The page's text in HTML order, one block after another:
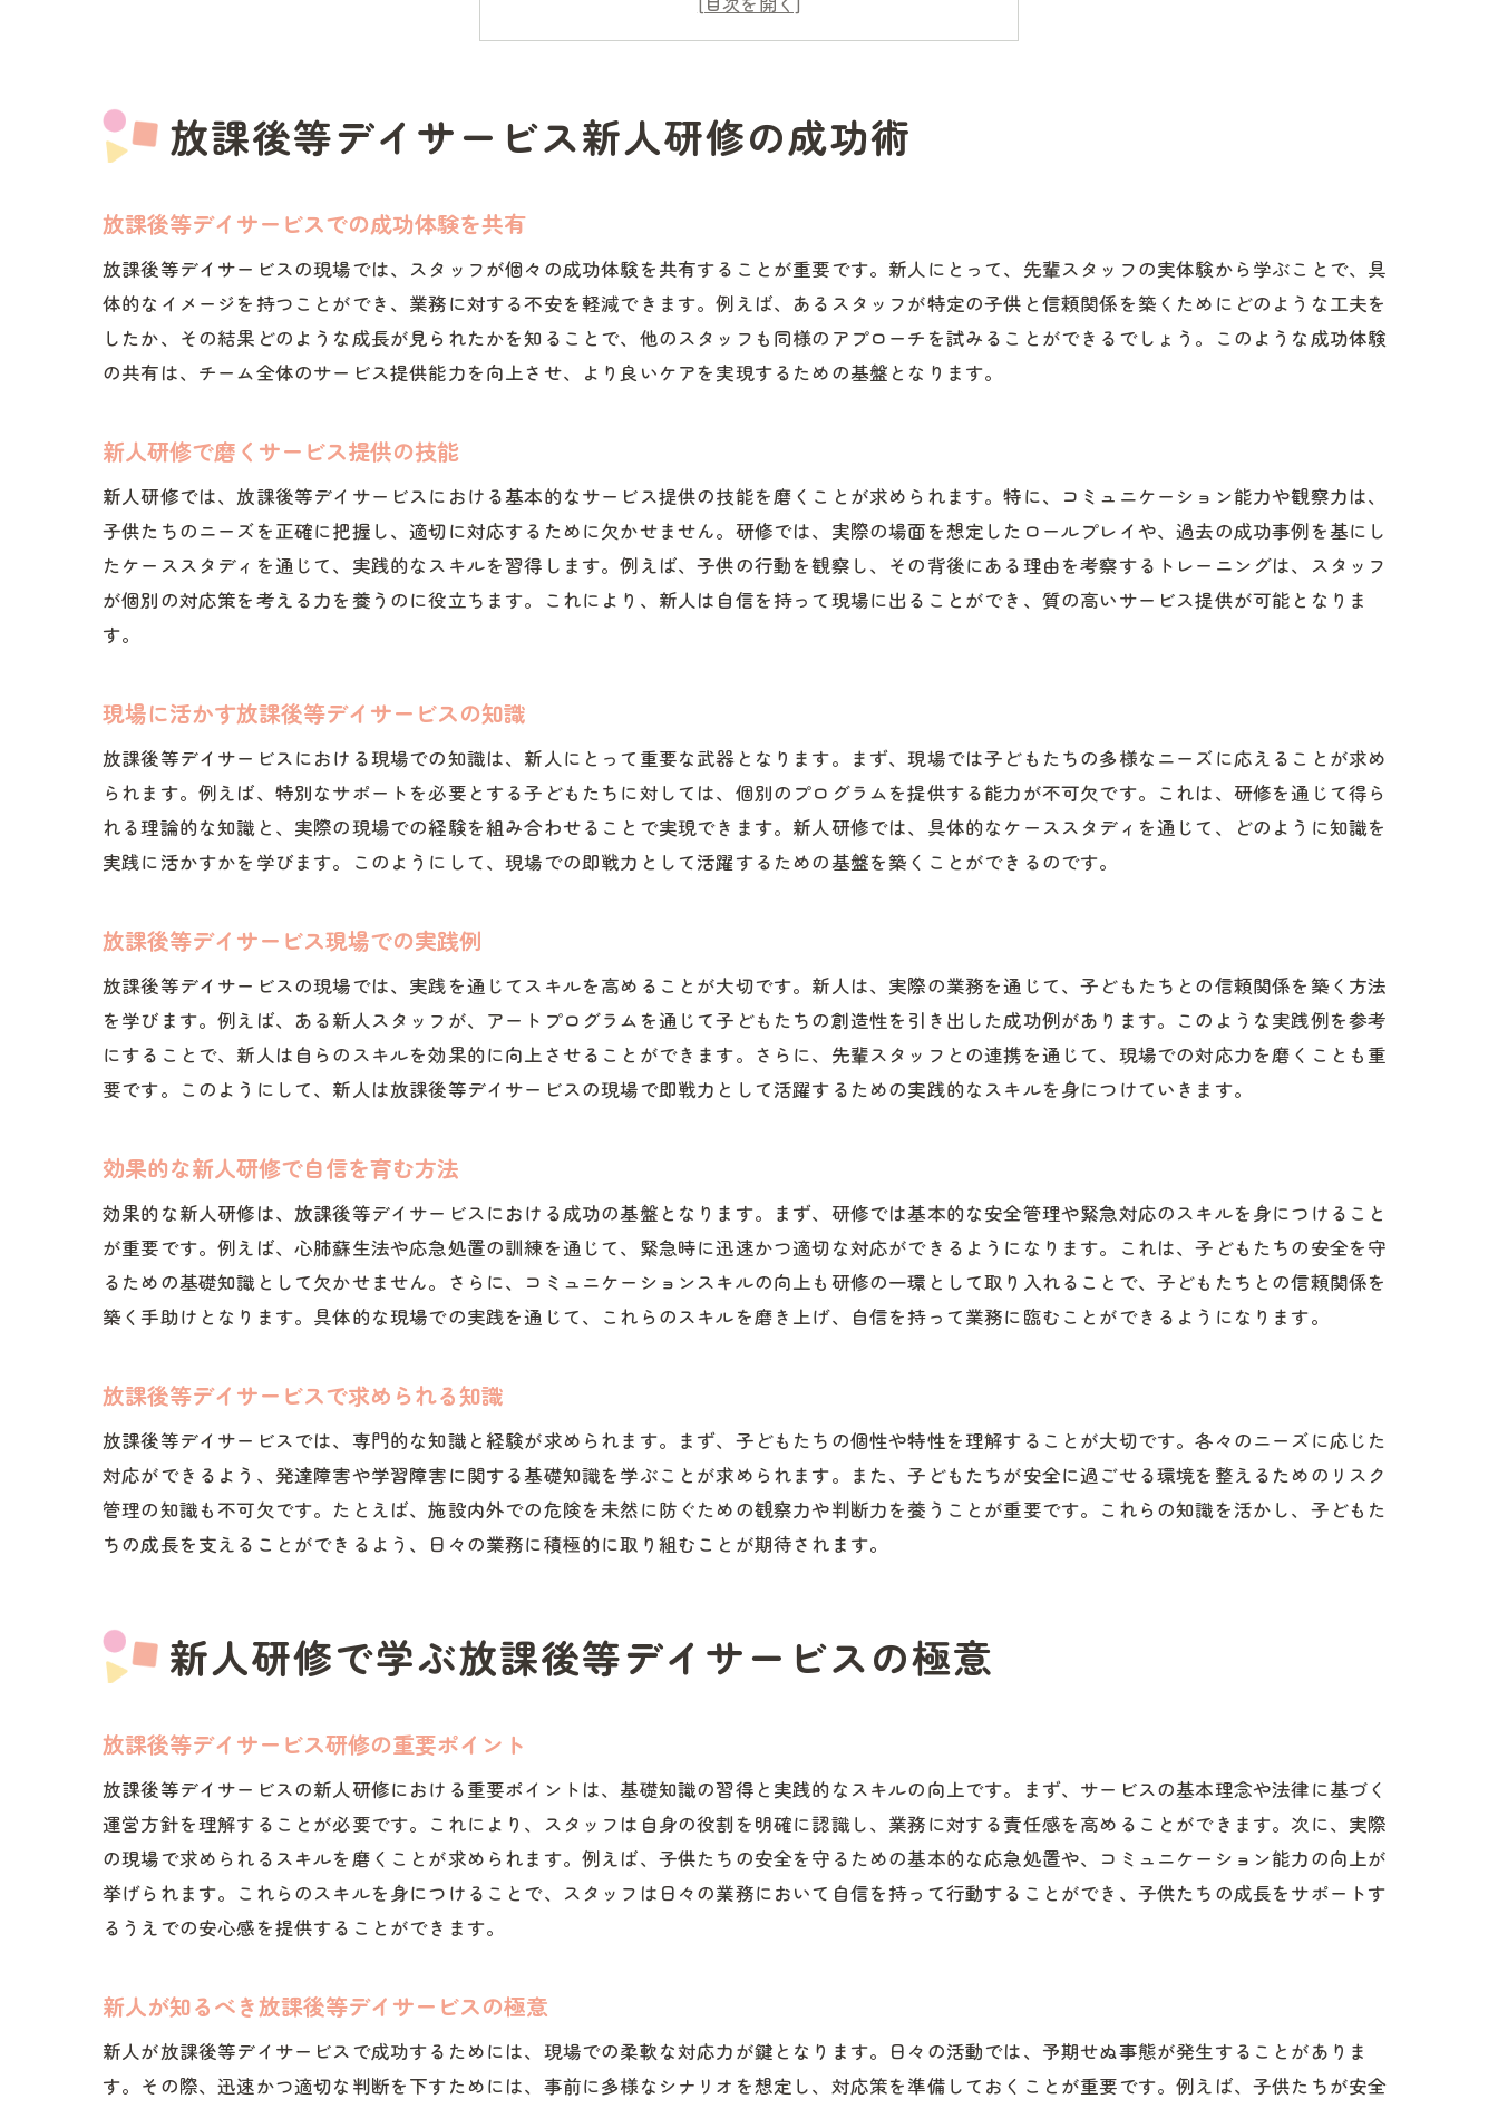
放課後等デイサービス現場での実践例
放課後等デイサービスで求められる知識
新人研修で学ぶ放課後等デイサービスの極意
放課後等デイサービスでの成功事例を学ぶ
新人研修で得る放課後等デイサービスの知識
放課後等デイサービスの基礎を効果的に習得
研修で放課後等デイサービスの理解を深める
新人が抱く不安の解消法を学ぶ
放課後等デイサービスの安心提供法
新人研修での質問例とその対応策
新人研修で高める必要スキルとは
放課後等デイサービスでの成長プラン
新人が習得すべきスキルとその実践法
新人研修で放課後等デイサービスの基礎を習得
放課後等デイサービスの基本を学ぶ
新人研修での基礎知識の重要性
放課後等デイサービスでの基礎習得法
基礎を固める研修での学び方
放課後等デイサービスでの新人研修の重要性
放課後等デイサービス研修の意義とは
新人研修の重要性とその影響
新人研修が放課後等デイサービスに与える影響
研修の重要性を理解するためのポイント
効果的な放課後等デイサービス新人研修とは
放課後等デイサービス研修の効果的手法
放課後等デイサービスでの効果的研修
効果を高める放課後等デイサービスの研修
放課後等デイサービス新人研修の必須ポイント
放課後等デイサービス研修の必須知識
新人が押さえるべき研修ポイント
放課後等デイサービス研修の重要項目
放課後等デイサービス新人研修の成功術
放課後等デイサービスでの成功体験を共有
放課後等デイサービスの現場では、スタッフが個々の成功体験を共有することが重要です。新人にとって、先輩スタッフの実体験から学ぶことで、具
体的なイメージを持つことができ、業務に対する不安を軽減できます。例えば、あるスタッフが特定の子供と信頼関係を築くためにどのような工夫を
したか、その結果どのような成長が見られたかを知ることで、他のスタッフも同様のアプローチを試みることができるでしょう。このような成功体験
の共有は、チーム全体のサービス提供能力を向上させ、より良いケアを実現するための基盤となります。
新人研修で磨くサービス提供の技能
新人研修では、放課後等デイサービスにおける基本的なサービス提供の技能を磨くことが求められます。特に、コミュニケーション能力や観察力は、
子供たちのニーズを正確に把握し、適切に対応するために欠かせません。研修では、実際の場面を想定したロールプレイや、過去の成功事例を基にし
たケーススタディを通じて、実践的なスキルを習得します。例えば、子供の行動を観察し、その背後にある理由を考察するトレーニングは、スタッフ
が個別の対応策を考える力を養うのに役立ちます。これにより、新人は自信を持って現場に出ることができ、質の高いサービス提供が可能となりま
す。
現場に活かす放課後等デイサービスの知識
放課後等デイサービスにおける現場での知識は、新人にとって重要な武器となります。まず、現場では子どもたちの多様なニーズに応えることが求め
られます。例えば、特別なサポートを必要とする子どもたちに対しては、個別のプログラムを提供する能力が不可欠です。これは、研修を通じて得ら
れる理論的な知識と、実際の現場での経験を組み合わせることで実現できます。新人研修では、具体的なケーススタディを通じて、どのように知識を
実践に活かすかを学びます。このようにして、現場での即戦力として活躍するための基盤を築くことができるのです。
放課後等デイサービス現場での実践例
放課後等デイサービスの現場では、実践を通じてスキルを高めることが大切です。新人は、実際の業務を通じて、子どもたちとの信頼関係を築く方法
を学びます。例えば、ある新人スタッフが、アートプログラムを通じて子どもたちの創造性を引き出した成功例があります。このような実践例を参考
にすることで、新人は自らのスキルを効果的に向上させることができます。さらに、先輩スタッフとの連携を通じて、現場での対応力を磨くことも重
要です。このようにして、新人は放課後等デイサービスの現場で即戦力として活躍するための実践的なスキルを身につけていきます。
効果的な新人研修で自信を育む方法
効果的な新人研修は、放課後等デイサービスにおける成功の基盤となります。まず、研修では基本的な安全管理や緊急対応のスキルを身につけること
が重要です。例えば、心肺蘇生法や応急処置の訓練を通じて、緊急時に迅速かつ適切な対応ができるようになります。これは、子どもたちの安全を守
るための基礎知識として欠かせません。さらに、コミュニケーションスキルの向上も研修の一環として取り入れることで、子どもたちとの信頼関係を
築く手助けとなります。具体的な現場での実践を通じて、これらのスキルを磨き上げ、自信を持って業務に臨むことができるようになります。
放課後等デイサービスで求められる知識
放課後等デイサービスでは、専門的な知識と経験が求められます。まず、子どもたちの個性や特性を理解することが大切です。各々のニーズに応じた
対応ができるよう、発達障害や学習障害に関する基礎知識を学ぶことが求められます。また、子どもたちが安全に過ごせる環境を整えるためのリスク
管理の知識も不可欠です。たとえば、施設内外での危険を未然に防ぐための観察力や判断力を養うことが重要です。これらの知識を活かし、子どもた
ちの成長を支えることができるよう、日々の業務に積極的に取り組むことが期待されます。
新人研修で学ぶ放課後等デイサービスの極意
放課後等デイサービス研修の重要ポイント
放課後等デイサービスの新人研修における重要ポイントは、基礎知識の習得と実践的なスキルの向上です。まず、サービスの基本理念や法律に基づく
運営方針を理解することが必要です。これにより、スタッフは自身の役割を明確に認識し、業務に対する責任感を高めることができます。次に、実際
の現場で求められるスキルを磨くことが求められます。例えば、子供たちの安全を守るための基本的な応急処置や、コミュニケーション能力の向上が
挙げられます。これらのスキルを身につけることで、スタッフは日々の業務において自信を持って行動することができ、子供たちの成長をサポートす
るうえでの安心感を提供することができます。
新人が知るべき放課後等デイサービスの極意
新人が放課後等デイサービスで成功するためには、現場での柔軟な対応力が鍵となります。日々の活動では、予期せぬ事態が発生することがありま
す。その際、迅速かつ適切な判断を下すためには、事前に多様なシナリオを想定し、対応策を準備しておくことが重要です。例えば、子供たちが安全